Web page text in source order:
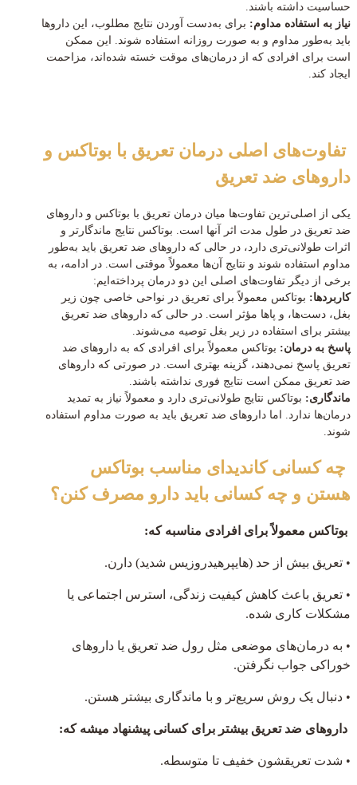
حساسیت داشته باشند.
نیاز به استفاده مداوم: برای به‌دست آوردن نتایج مطلوب، این داروها
باید به‌طور مداوم و به صورت روزانه استفاده شوند. این ممکن
است برای افرادی که از درمان‌های موقت خسته شده‌اند، مزاحمت
ایجاد کند.
تفاوت‌های اصلی درمان تعریق با بوتاکس و
داروهای ضد تعریق
یکی از اصلی‌ترین تفاوت‌ها میان درمان تعریق با بوتاکس و داروهای
ضد تعریق در طول مدت اثر آنها است. بوتاکس نتایج ماندگارتر و
اثرات طولانی‌تری دارد، در حالی که داروهای ضد تعریق باید به‌طور
مداوم استفاده شوند و نتایج آن‌ها معمولاً موقتی است. در ادامه، به
برخی از دیگر تفاوت‌های اصلی این دو درمان پرداخته‌ایم:
کاربردها: بوتاکس معمولاً برای تعریق در نواحی خاصی چون زیر
بغل، دست‌ها، و پاها مؤثر است. در حالی که داروهای ضد تعریق
بیشتر برای استفاده در زیر بغل توصیه می‌شوند.
پاسخ به درمان: بوتاکس معمولاً برای افرادی که به داروهای ضد
تعریق پاسخ نمی‌دهند، گزینه بهتری است. در صورتی که داروهای
ضد تعریق ممکن است نتایج فوری نداشته باشند.
ماندگاری: بوتاکس نتایج طولانی‌تری دارد و معمولاً نیاز به تمدید
درمان‌ها ندارد. اما داروهای ضد تعریق باید به صورت مداوم استفاده
شوند.
چه کسانی کاندیدای مناسب بوتاکس
هستن و چه کسانی باید دارو مصرف کنن؟
بوتاکس معمولاً برای افرادی مناسبه که:
• تعریق بیش از حد (هایپرهیدروزیس شدید) دارن.
• تعریق باعث کاهش کیفیت زندگی، استرس اجتماعی یا
مشکلات کاری شده.
• به درمان‌های موضعی مثل رول ضد تعریق یا داروهای
خوراکی جواب نگرفتن.
• دنبال یک روش سریع‌تر و با ماندگاری بیشتر هستن.
داروهای ضد تعریق بیشتر برای کسانی پیشنهاد میشه که:
• شدت تعریقشون خفیف تا متوسطه.